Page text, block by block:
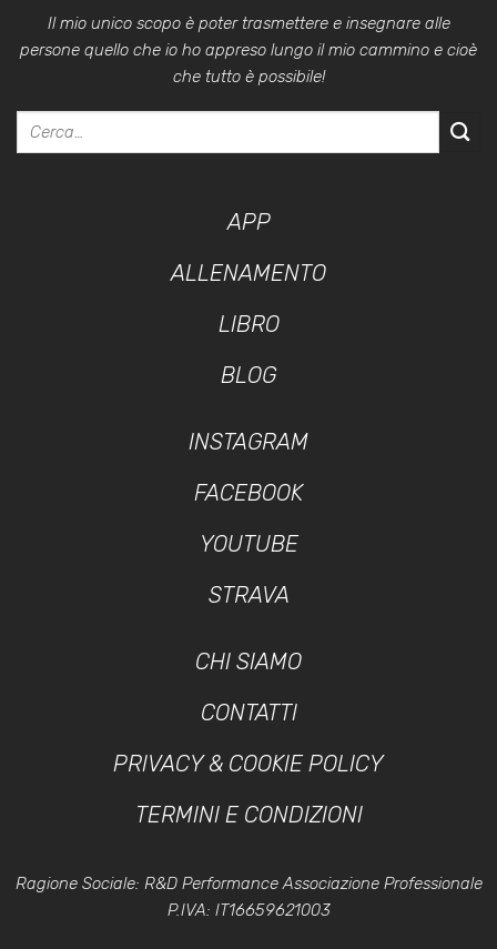
Il mio unico scopo è poter trasmettere e insegnare alle
persone quello che io ho appreso lungo il mio cammino e cioè
che tutto è possibile!
APP
ALLENAMENTO
LIBRO
BLOG
INSTAGRAM
FACEBOOK
YOUTUBE
STRAVA
CHI SIAMO
CONTATTI
PRIVACY & COOKIE POLICY
TERMINI E CONDIZIONI
Ragione Sociale: R&D Performance Associazione Professionale
P.IVA: IT16659621003